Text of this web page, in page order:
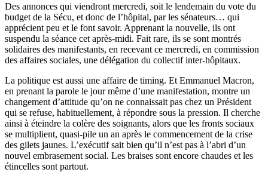
Des annonces qui viendront mercredi, soit le lendemain du vote du
budget de la Sécu, et donc de l’hôpital, par les sénateurs… qui
apprécient peu et le font savoir. Apprenant la nouvelle, ils ont
suspendu la séance cet après-midi. Fait rare, ils se sont montrés
solidaires des manifestants, en recevant ce mercredi, en commission
des affaires sociales, une délégation du collectif inter-hôpitaux.
La politique est aussi une affaire de timing. Et Emmanuel Macron,
en prenant la parole le jour même d’une manifestation, montre un
changement d’attitude qu’on ne connaissait pas chez un Président
qui se refuse, habituellement, à répondre sous la pression. Il cherche
ainsi à éteindre la colère des soignants, alors que les fronts sociaux
se multiplient, quasi-pile un an après le commencement de la crise
des gilets jaunes. L’exécutif sait bien qu’il n’est pas à l’abri d’un
nouvel embrasement social. Les braises sont encore chaudes et les
étincelles sont partout.